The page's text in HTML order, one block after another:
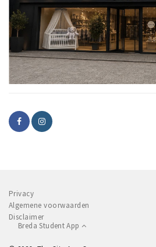
Privacy
Algemene voorwaarden
Disclaimer
Breda Student App